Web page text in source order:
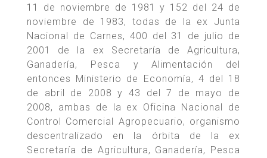
11 de noviembre de 1981 y 152 del 24 de
noviembre de 1983, todas de la ex Junta
Nacional de Carnes, 400 del 31 de julio de
2001 de la ex Secretaría de Agricultura,
Ganadería, Pesca y Alimentación del
entonces Ministerio de Economía, 4 del 18
de abril de 2008 y 43 del 7 de mayo de
2008, ambas de la ex Oficina Nacional de
Control Comercial Agropecuario, organismo
descentralizado en la órbita de la ex
Secretaría de Agricultura, Ganadería, Pesca